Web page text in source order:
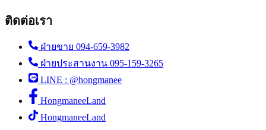
ติดต่อเรา
ฝ่ายขาย 094-659-3982
ฝ่ายประสานงาน 095-159-3265
LINE : @hongmanee
HongmaneeLand
HongmaneeLand